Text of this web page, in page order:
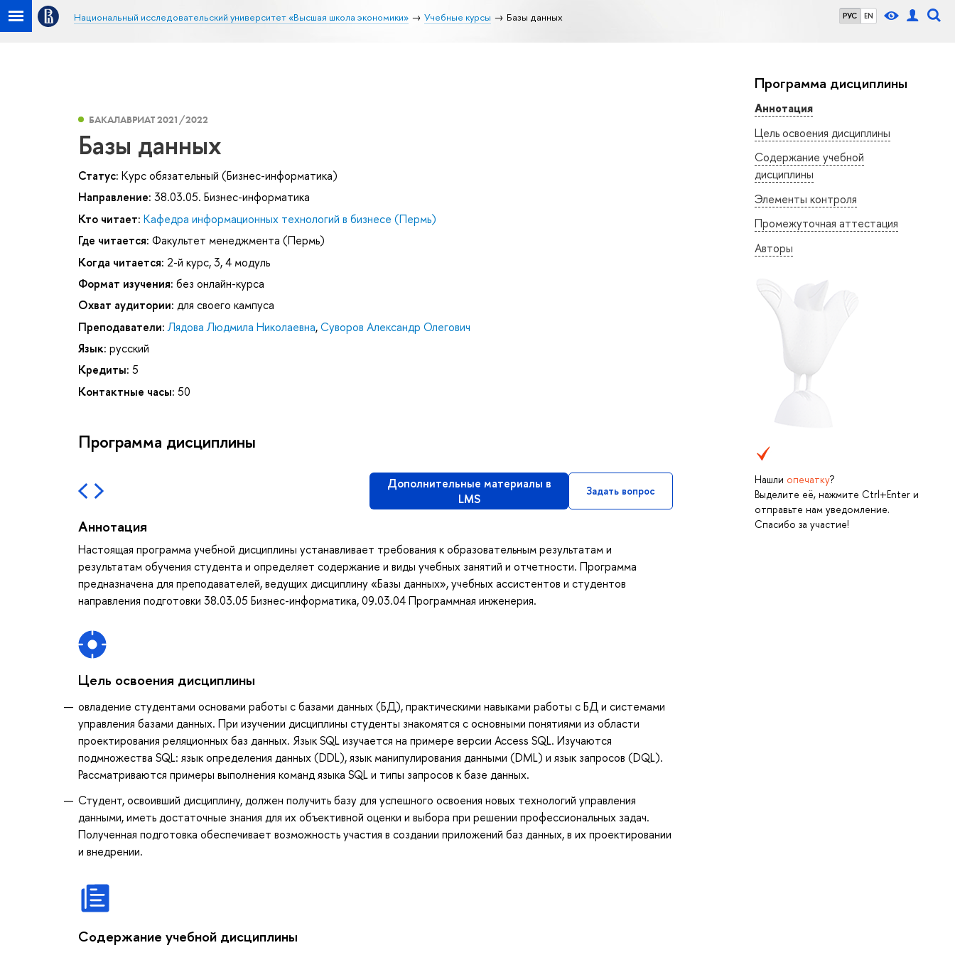
РУС EN
Национальный исследовательский университет «Высшая школа экономики» Учебные курсы Базы данных
Программа дисциплины
Аннотация
Цель освоения дисциплины
Содержание учебной
дисциплины
Элементы контроля
Промежуточная аттестация
Авторы
Нашли опечатку?
Выделите её, нажмите Ctrl+Enter и
отправьте нам уведомление.
Спасибо за участие!
БАКАЛАВРИАТ 2021/2022
Базы данных
Статус: Курс обязательный (Бизнес-информатика)
Направление: 38.03.05. Бизнес-информатика
Кто читает: Кафедра информационных технологий в бизнесе (Пермь)
Где читается: Факультет менеджмента (Пермь)
Когда читается: 2-й курс, 3, 4 модуль
Формат изучения: без онлайн-курса
Охват аудитории: для своего кампуса
Преподаватели: Лядова Людмила Николаевна,Суворов Александр Олегович
Язык: русский
Кредиты: 5
Контактные часы: 50
Программа дисциплины
Дополнительные материалы в
LMS
Задать вопрос
Аннотация
Настоящая программа учебной дисциплины устанавливает требования к образовательным результатам и
результатам обучения студента и определяет содержание и виды учебных занятий и отчетности. Программа
предназначена для преподавателей, ведущих дисциплину «Базы данных», учебных ассистентов и студентов
направления подготовки 38.03.05 Бизнес-информатика, 09.03.04 Программная инженерия.
Цель освоения дисциплины
овладение студентами основами работы с базами данных (БД), практическими навыками работы с БД и системами
управления базами данных. При изучении дисциплины студенты знакомятся с основными понятиями из области
проектирования реляционных баз данных. Язык SQL изучается на примере версии Access SQL. Изучаются
подмножества SQL: язык определения данных (DDL), язык манипулирования данными (DML) и язык запросов (DQL).
Рассматриваются примеры выполнения команд языка SQL и типы запросов к базе данных.
Студент, освоивший дисциплину, должен получить базу для успешного освоения новых технологий управления
данными, иметь достаточные знания для их объективной оценки и выбора при решении профессиональных задач.
Полученная подготовка обеспечивает возможность участия в создании приложений баз данных, в их проектировании
и внедрении.
Содержание учебной дисциплины